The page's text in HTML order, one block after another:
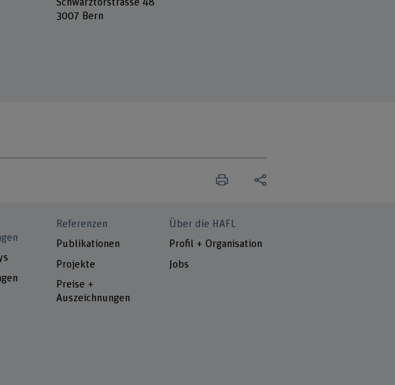
Schwarztorstrasse 48
3007 Bern
Referenzen
Publikationen
Projekte
Preise +
Auszeichnungen
Über die HAFL
Profil + Organisation
Jobs